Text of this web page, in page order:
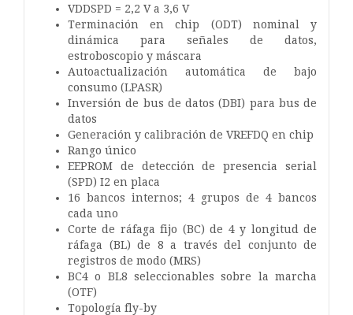
VDDSPD = 2,2 V a 3,6 V
Terminación en chip (ODT) nominal y
dinámica para señales de datos,
estroboscopio y máscara
Autoactualización automática de bajo
consumo (LPASR)
Inversión de bus de datos (DBI) para bus de
datos
Generación y calibración de VREFDQ en chip
Rango único
EEPROM de detección de presencia serial
(SPD) I2 en placa
16 bancos internos; 4 grupos de 4 bancos
cada uno
Corte de ráfaga fijo (BC) de 4 y longitud de
ráfaga (BL) de 8 a través del conjunto de
registros de modo (MRS)
BC4 o BL8 seleccionables sobre la marcha
(OTF)
Topología fly-by